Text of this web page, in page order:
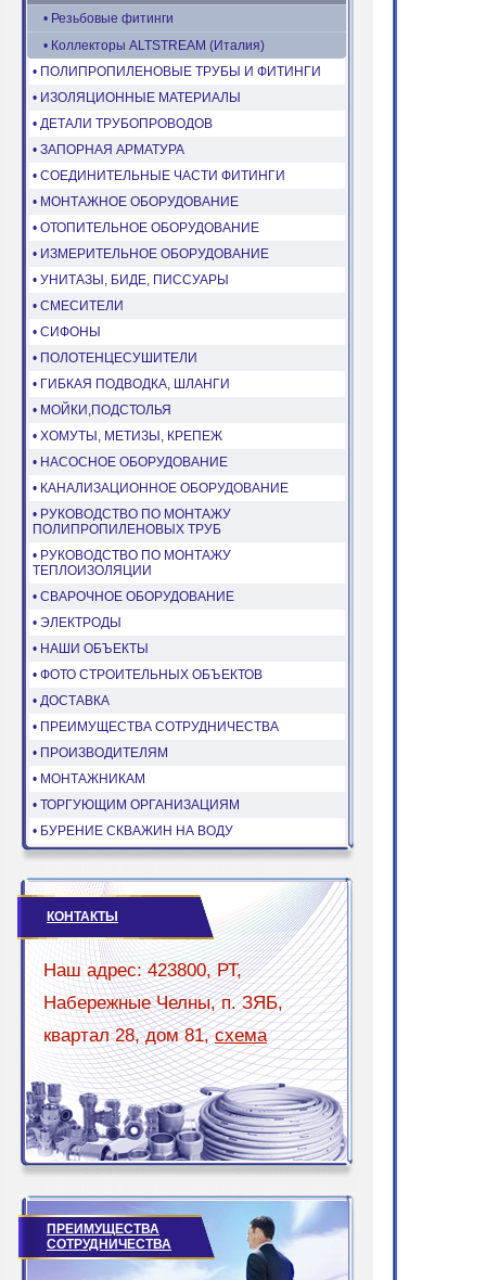
• Резьбовые фитинги
• Коллекторы ALTSTREAM (Италия)
• ПОЛИПРОПИЛЕНОВЫЕ ТРУБЫ И ФИТИНГИ
• ИЗОЛЯЦИОННЫЕ МАТЕРИАЛЫ
• ДЕТАЛИ ТРУБОПРОВОДОВ
• ЗАПОРНАЯ АРМАТУРА
• СОЕДИНИТЕЛЬНЫЕ ЧАСТИ ФИТИНГИ
• МОНТАЖНОЕ ОБОРУДОВАНИЕ
• ОТОПИТЕЛЬНОЕ ОБОРУДОВАНИЕ
• ИЗМЕРИТЕЛЬНОЕ ОБОРУДОВАНИЕ
• УНИТАЗЫ, БИДЕ, ПИССУАРЫ
• СМЕСИТЕЛИ
• СИФОНЫ
• ПОЛОТЕНЦЕСУШИТЕЛИ
• ГИБКАЯ ПОДВОДКА, ШЛАНГИ
• МОЙКИ,ПОДСТОЛЬЯ
• ХОМУТЫ, МЕТИЗЫ, КРЕПЕЖ
• НАСОСНОЕ ОБОРУДОВАНИЕ
• КАНАЛИЗАЦИОННОЕ ОБОРУДОВАНИЕ
• РУКОВОДСТВО ПО МОНТАЖУ
ПОЛИПРОПИЛЕНОВЫХ ТРУБ
• РУКОВОДСТВО ПО МОНТАЖУ
ТЕПЛОИЗОЛЯЦИИ
• СВАРОЧНОЕ ОБОРУДОВАНИЕ
• ЭЛЕКТРОДЫ
• НАШИ ОБЪЕКТЫ
• ФОТО СТРОИТЕЛЬНЫХ ОБЪЕКТОВ
• ДОСТАВКА
• ПРЕИМУЩЕСТВА СОТРУДНИЧЕСТВА
• ПРОИЗВОДИТЕЛЯМ
• МОНТАЖНИКАМ
• ТОРГУЮЩИМ ОРГАНИЗАЦИЯМ
• БУРЕНИЕ СКВАЖИН НА ВОДУ
КОНТАКТЫ
Наш адрес: 423800, РТ,
Набережные Челны, п. ЗЯБ,
квартал 28, дом 81,схема
ПРЕИМУЩЕСТВА
СОТРУДНИЧЕСТВА